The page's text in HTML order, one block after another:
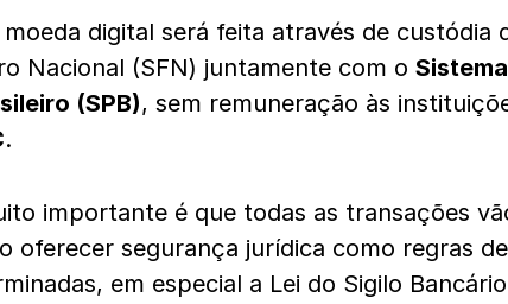
digital será feita através de custódia
Nacional (SFN) juntamente com o
(SPB), sem remuneração às
.
importante é que todas as transações
oferecer segurança jurídica como regras de
em especial a Lei do Sigilo